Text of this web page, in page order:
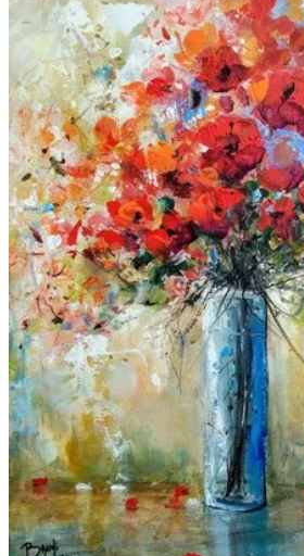
Vente▼
Boutique
Contact
Newsletter
BLOG
Français